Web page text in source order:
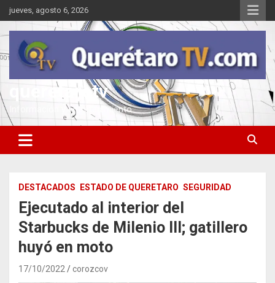
Saltar
al
contenido
jueves, agosto 6, 2026
queretarotv
Información y entretenimiento
DESTACADOS ESTADO DE QUERETARO SEGURIDAD
Ejecutado al interior del
Starbucks de Milenio III; gatillero
huyó en moto
17/10/2022 corozcov